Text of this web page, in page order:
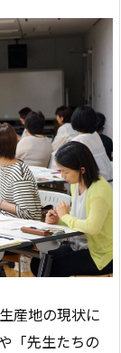
産地の現状に
「先生たちの